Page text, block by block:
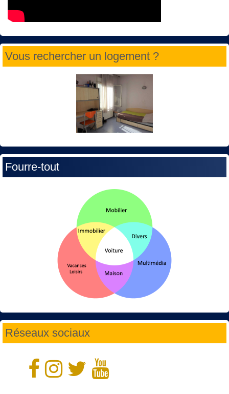
Vous rechercher un logement ?
Fourre-tout
Réseaux sociaux